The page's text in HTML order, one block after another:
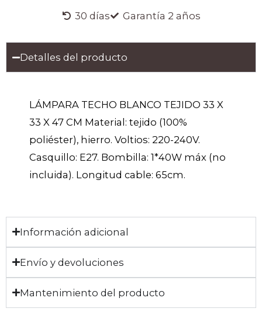
47
CM
30 días Garantía 2 años
Detalles del producto
LÁMPARA TECHO BLANCO TEJIDO 33 X
33 X 47 CM Material: tejido (100%
poliéster), hierro. Voltios: 220-240V.
Casquillo: E27. Bombilla: 1*40W máx (no
incluida). Longitud cable: 65cm.
Información adicional
Envío y devoluciones
Mantenimiento del producto